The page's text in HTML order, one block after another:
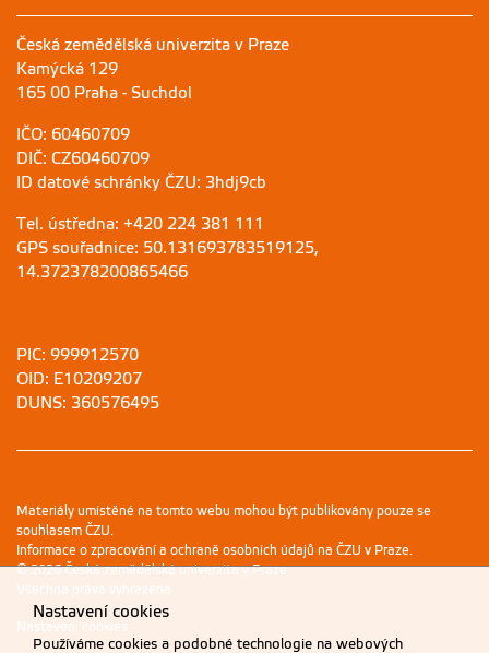
Česká zemědělská univerzita v Praze
Kamýcká 129
165 00 Praha - Suchdol
IČO: 60460709
DIČ: CZ60460709
ID datové schránky ČZU: 3hdj9cb
Tel. ústředna: +420 224 381 111
GPS souřadnice: 50.131693783519125,
14.372378200865466
PIC: 999912570
OID: E10209207
DUNS: 360576495
Materiály umístěné na tomto webu mohou být publikovány pouze se
souhlasem ČZU.
Informace o zpracování a ochraně osobních údajů na ČZU v Praze.
© 2026 Česká zemědělská univerzita v Praze
Všechna práva vyhrazena
Nastavení cookies
Nastavení cookies
Používáme cookies a podobné technologie na webových